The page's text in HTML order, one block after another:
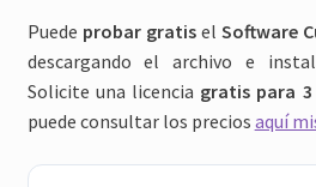
Puede probar gratiselSoftware
descargando el archivo e
Solicite una licencia gratis para 3
puede consultar los precios aquí